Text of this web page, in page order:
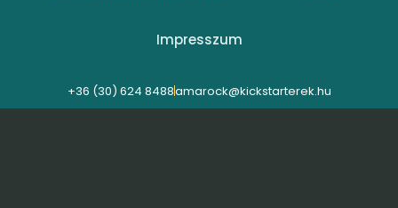
Impresszum
+36 (30) 624 8488amarock@kickstarterek.hu